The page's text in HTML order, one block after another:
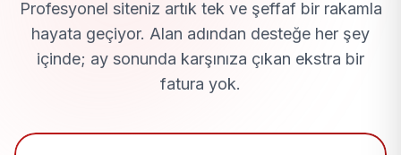
Profesyonel siteniz artık tek ve şeffaf bir rakamla
hayata geçiyor. Alan adından desteğe her şey
içinde; ay sonunda karşınıza çıkan ekstra bir
fatura yok.